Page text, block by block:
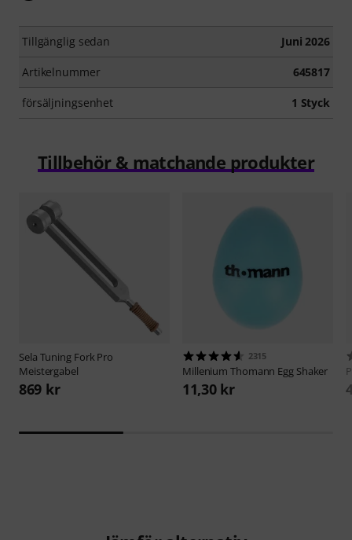
Tillgänglig sedan Juni 2026
Artikelnummer 645817
försäljningsenhet 1 Styck
Tillbehör & matchande produkter
Sela Tuning Fork Pro
Meistergabel
869 kr
2315
Millenium Thomann Egg Shaker
11,30 kr